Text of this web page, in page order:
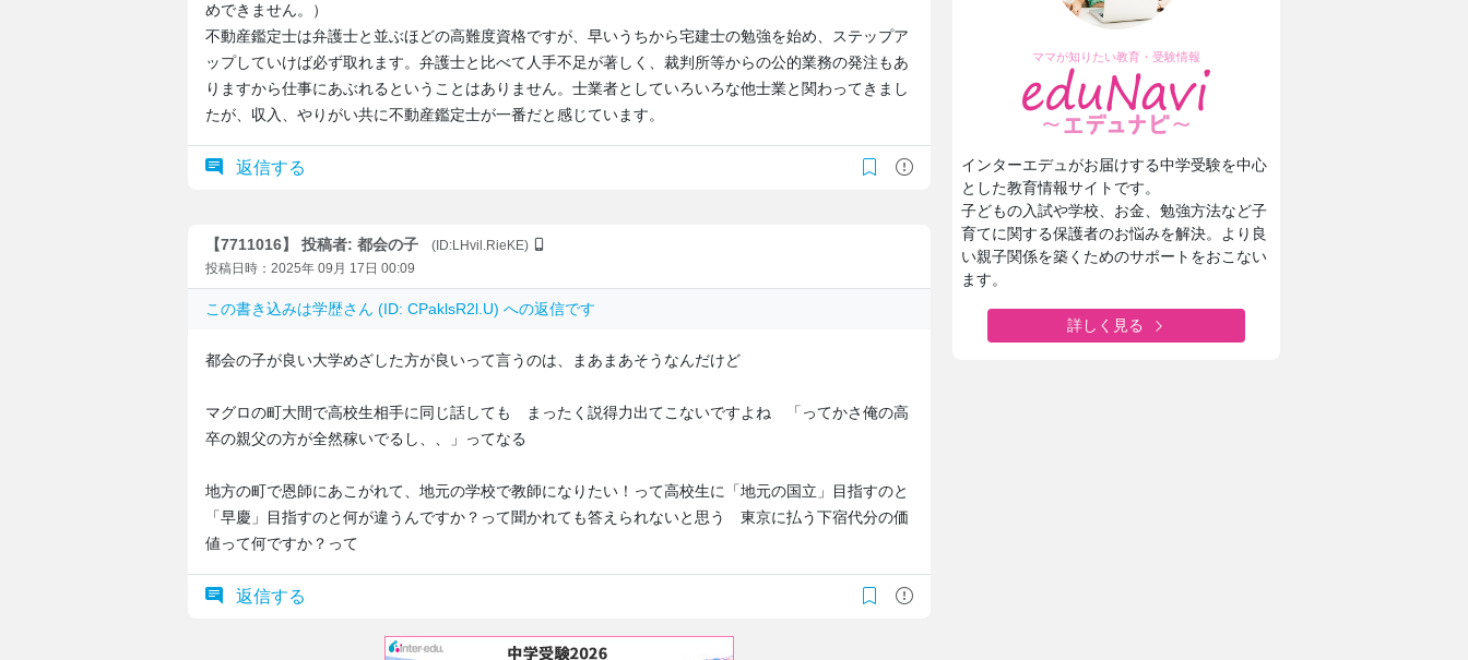
めできません。）
不動産鑑定士は弁護士と並ぶほどの高難度資格ですが、早いうちから宅建士の勉強を始め、ステップア
ップしていけば必ず取れます。弁護士と比べて人手不足が著しく、裁判所等からの公的業務の発注もあ
りますから仕事にあぶれるということはありません。士業者としていろいろな他士業と関わってきまし
たが、収入、やりがい共に不動産鑑定士が一番だと感じています。
返信する
【7711016】 投稿者: 都会の子
(ID:LHvil.RieKE)
投稿日時：2025年 09月 17日 00:09
この書き込みは学歴さん (ID: CPaklsR2l.U) への返信です
都会の子が良い大学めざした方が良いって言うのは、まあまあそうなんだけど
マグロの町大間で高校生相手に同じ話しても まったく説得力出てこないですよね 「ってかさ俺の高
卒の親父の方が全然稼いでるし、、」ってなる
地方の町で恩師にあこがれて、地元の学校で教師になりたい！って高校生に「地元の国立」目指すのと
「早慶」目指すのと何が違うんですか？って聞かれても答えられないと思う 東京に払う下宿代分の価
値って何ですか？って
返信する
ママが知りたい教育・受験情報
インターエデュがお届けする中学受験を中心
とした教育情報サイトです。
子どもの入試や学校、お金、勉強方法など子
育てに関する保護者のお悩みを解決。より良
い親子関係を築くためのサポートをおこない
ます。
詳しく見る